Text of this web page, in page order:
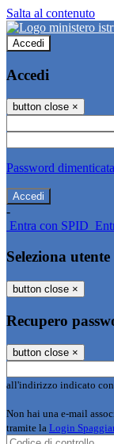
Salta al contenuto
Accedi
Accedi
button close ×
Password
-
Entra con SPID
Seleziona utente
button close ×
Recupero
button close ×
all'indirizzo indicato
Non hai una e-mail
tramite la Login